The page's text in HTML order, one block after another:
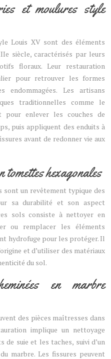
et moulures style
Louis XV sont des éléments
siècle, caractérisés par leurs
floraux. Leur restauration
pour retrouver les formes
Les artisans
traditionnelles comme le
pour enlever les couches de
puis appliquent des enduits à
avant de redonner vie aux
tomettes hexagonales
sont un revêtement typique des
sa durabilité et son aspect
sols consiste à nettoyer en
ou remplacer les éléments
hydrofuge pour les protéger. Il
et d’utiliser des matériaux
du sol.
en marbre
des pièces maîtresses dans
implique un nettoyage
suie et les taches, suivi d’un
marbre. Les fissures peuvent